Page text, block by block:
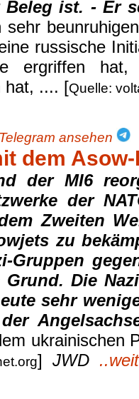
ist. - Er
sehr
russische
ergriffen
hat, .... [Quelle:
ansehen
dem
der MI6
der
Zweiten
zu
Gruppen
Die
sehr
ukrainischen
] JWD